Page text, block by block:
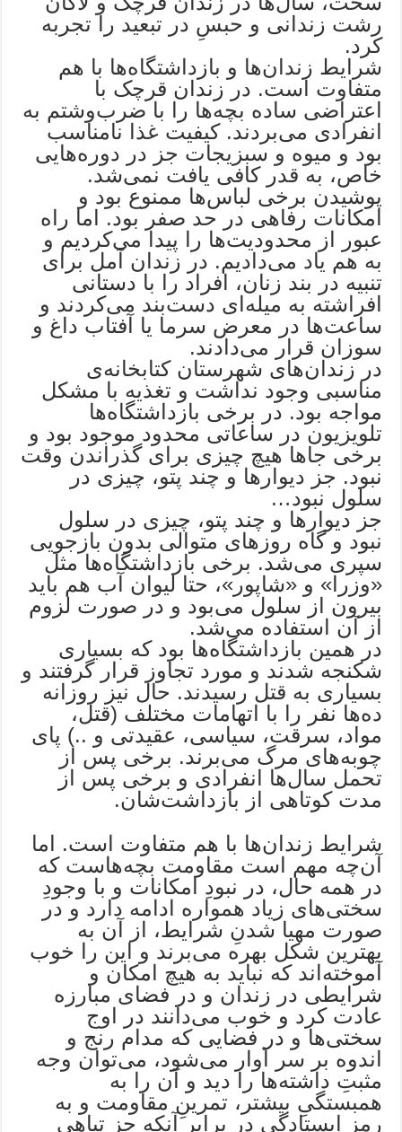
رشت زندانی و حبسِ در تبعید را تجربه
کرد.
شرایط زندان‌ها و بازداشتگاه‌ها با هم
متفاوت است. در زندان قرچک با
اعتراضی ساده بچه‌ها را با ضرب‌وشتم به
انفرادی می‌بردند. کیفیت غذا نامناسب
بود و میوه و سبزیجات جز در دوره‌هایی
خاص، به قدر کافی یافت نمی‌شد.
پوشیدن برخی لباس‌ها ممنوع بود و
امکانات رفاهی در حد صفر بود. اما راه
عبور از محدودیت‌ها را پیدا می‌کردیم و
به هم یاد می‌دادیم. در زندان آمل برای
تنبیه در بند زنان، افراد را با دستانی
افراشته به میله‌ای دست‌بند می‌کردند و
ساعت‌ها در معرض سرما یا آفتاب داغ و
سوزان قرار می‌دادند.
در زندان‌های شهرستان کتابخانه‌ی
مناسبی وجود نداشت و تغذیه با مشکل
مواجه بود. در برخی بازداشتگاه‌ها
تلویزیون در ساعاتی محدود موجود بود و
برخی جاها هیچ چیزی برای گذراندن وقت
نبود. جز دیوارها و چند پتو، چیزی در
سلول نبود…
جز دیوارها و چند پتو، چیزی در سلول
نبود و گاه روزهای متوالی بدون بازجویی
سپری می‌شد. برخی بازداشتگاه‌ها مثل
«وزرا» و «شاپور»، حتا لیوان آب هم باید
بیرون از سلول می‌بود و در صورت لزوم
از آن استفاده می‌شد.
در همین بازداشتگاه‌ها بود که بسیاری
شکنجه شدند و مورد تجاوز قرار گرفتند و
بسیاری به قتل رسیدند. حال نیز روزانه
ده‌ها نفر را با اتهامات مختلف (قتل،
مواد، سرقت، سیاسی، عقیدتی و ..) پای
چوبه‌های مرگ می‌برند. برخی پس از
تحمل سال‌ها انفرادی و برخی پس از
مدت کوتاهی از بازداشت‌شان.
شرایط زندان‌ها با هم متفاوت است. اما
آن‌چه مهم است مقاومت بچه‌هاست که
در همه حال، در نبودِ امکانات و با وجودِ
سختی‌های زیاد همواره ادامه دارد و در
صورت مهیا شدنِ شرایط، از آن به
بهترین شکل بهره می‌برند و این را خوب
آموخته‌اند که نباید به هیچ امکان و
شرایطی در زندان و در فضای مبارزه
عادت کرد و خوب می‌دانند در اوج
سختی‌ها و در فضایی که مدام رنج و
اندوه بر سر آوار می‌شود، می‌توان وجه
مثبتِ داشته‌ها را دید و آن را به
همبستگیِ بیشتر، تمرینِ مقاومت و به
رمز ایستادگی در برابر آنکه جز تباهی